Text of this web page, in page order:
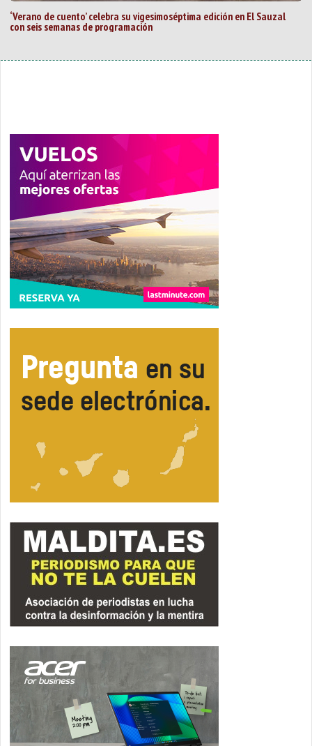
‘Verano de cuento’ celebra su vigesimoséptima edición en El Sauzal
con seis semanas de programación